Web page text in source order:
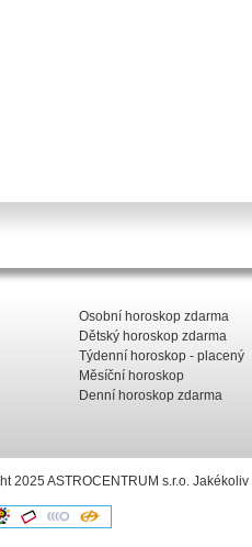
Osobní horoskop zdarma
Dětský horoskop zdarma
Týdenní horoskop - placený
Měsíční horoskop
Denní horoskop zdarma
2025 ASTROCENTRUM s.r.o.